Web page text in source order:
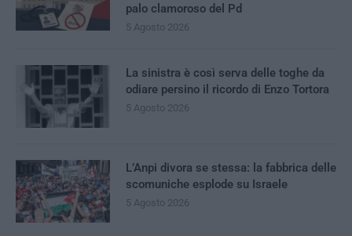
palo clamoroso del Pd
5 Agosto 2026
La sinistra è così serva delle toghe da
odiare persino il ricordo di Enzo Tortora
5 Agosto 2026
L’Anpi divora se stessa: la fabbrica delle
scomuniche esplode su Israele
5 Agosto 2026